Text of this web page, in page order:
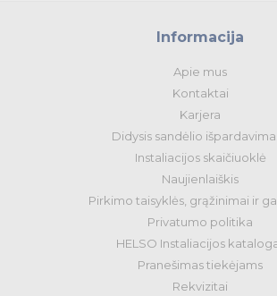
Informacija
Apie mus
Kontaktai
Karjera
Didysis sandėlio
Instaliacijos skaičiuoklė
Naujienlaiškis
Pirkimo taisyklės, grąžinimai ir
Privatumo politika
HELSO Instaliacijos
Pranešimas tiekėjams
Rekvizitai